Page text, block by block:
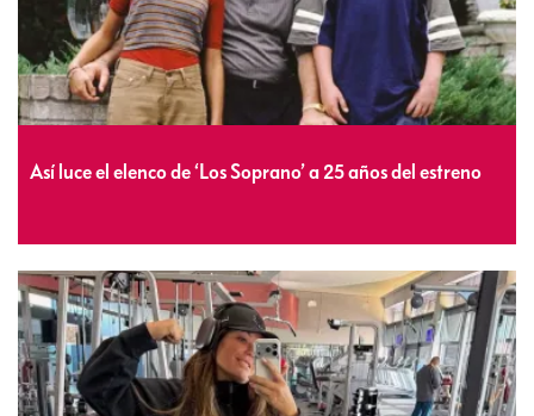
Así luce el elenco de ‘Los Soprano’ a 25 años del estreno